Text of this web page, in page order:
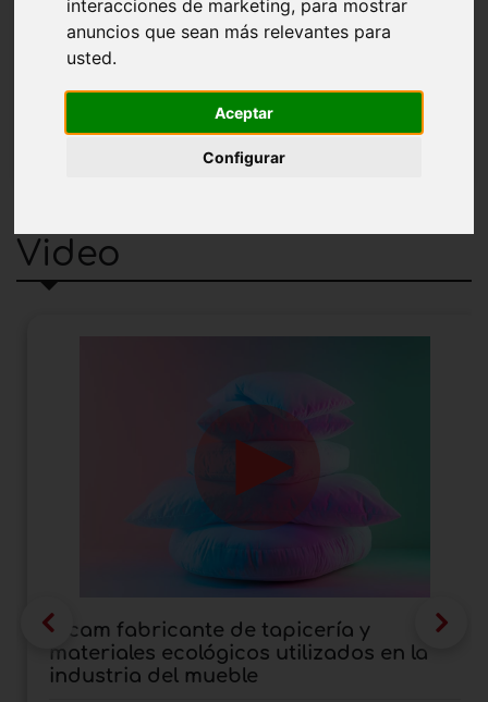
interacciones de marketing, para mostrar
anuncios que sean más relevantes para
usted.
Aceptar
Configurar
Materiales de relleno
Transformadores para los
materiales de relleno
Descubra los detalles
Video
Elcam fabricante de tapicería y
materiales ecológicos utilizados en la
industria del mueble